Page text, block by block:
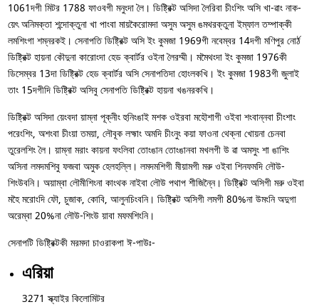
1061দগী মিটর 1788 ফাওবগী মনুংদা লৈ। ডিষ্ট্রিক্ট অসিদা লৈরিবা চীংশিং অসি খা-ৱাং নাক-
য়েৎ অনিমক্তা শন্দোক্তুনা খা পাংবা মায়কৈরোমদা অসুম অসুম ঙমথরক্তুনা ইম্ফাল তম্পাক্কী
লমশিংগা শম্নরকই। সেনাপতি ডিষ্ট্রিক্ট অসি ইং কুমজা 1969গী নবেম্বর 14দগী মণিপুর নোর্ঠ
ডিষ্ট্রিক্ট হায়না কৌদুনা কারোংদা হেড ক্বার্টর ওইনা লৈরম্মী। মমৈথংদা ইং কুমজা 1976কী
ডিসেম্বর 13দা ডিষ্ট্রিক্ট হেড ক্বার্টর অসি সেনাপতিদা হোংলকখি। ইং কুমজা 1983গী জুলাই
তাং 15দগীদি ডিষ্ট্রিক্ট অসিবু সেনাপতি ডিষ্ট্রিক্ট হায়না খঙনরকখি।
ডিষ্ট্রিক্ট অসিদা য়েংবদা য়াম্না পূক্নীং হুনিংঙাই মশক ওইরবা মহৌশাগী ওইবা শংবান্নবা চীংশাং
পরেংশিং, অশংবা চীংয়া তময়া, লৌবূক লহ্মাং অমদি চীংনুং কয়া ফাওনা থেক্না খোয়না চেনবা
তুরেলশিং লৈ। য়াম্না মরাং কায়না ফংলিবা তোংঙান তোংঙানবা মখলগী উ ৱা অমসুং শা ঙাশিং
অসিনা লমদমশিবু ফজবা অমুক হেলহল্লি। লমদমশিগী মীয়ামগী মরু ওইবা শিনফমদি লৌউ-
শিংউবনি। অয়াম্বা লৌমীশিংনা কাংথক নাইবা লৌউ পথাপ শীজিন্নৈ। ডিষ্ট্রিক্ট অসিগী মরু ওইবা
মহৈ মরোংদি ফৌ, চুজাক, কোবি, আলুনচিংবনি। ডিষ্ট্রিক্ট অসিগী লমগী 80%না উমংনি অদুগা
অরেম্বা 20%না লৌউ-শিংউ য়াবা মফমশিংনি।
সেনাপটি ডিষ্ট্রিক্টকী মরমদা চাওরাকপা ঈ-পাউঃ-
এরিয়া
3271 স্ক্যাইর কিলোমিটর